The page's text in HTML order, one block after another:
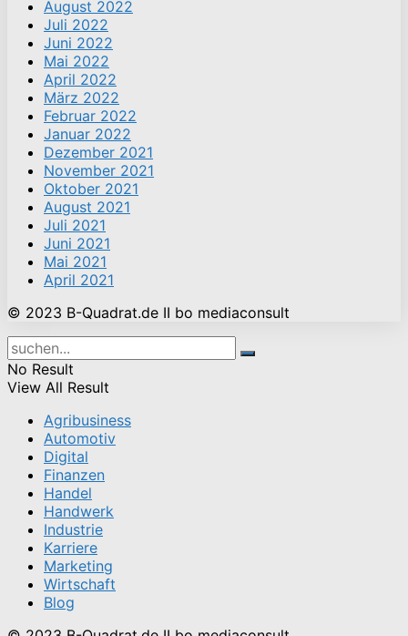
August 2022
Juli 2022
Juni 2022
Mai 2022
April 2022
März 2022
Februar 2022
Januar 2022
Dezember 2021
November 2021
Oktober 2021
August 2021
Juli 2021
Juni 2021
Mai 2021
April 2021
© 2023 B-Quadrat.de II bo mediaconsult
No Result
View All Result
Agribusiness
Automotiv
Digital
Finanzen
Handel
Handwerk
Industrie
Karriere
Marketing
Wirtschaft
Blog